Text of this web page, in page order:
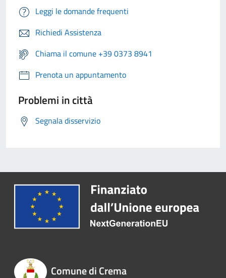
Leggi le domande frequenti
Richiedi Assistenza
Chiama il comune +39 0373 8941
Prenota un appuntamento
Problemi in città
Segnala disservizio
Comune di Crema